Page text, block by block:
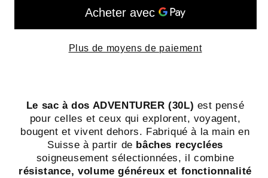
sac
bâche
recyclée
-
Swiss
Made
-
sac
à
bâche
recyclée
-
Swiss
Made
Plus de moyens de paiement
Le sac à dos ADVENTURER (30L) est pensé
pour celles et ceux qui explorent, voyagent,
bougent et vivent dehors. Fabriqué à la main en
Suisse à partir de bâches recyclées
soigneusement sélectionnées, il combine
résistance, volume généreux et fonctionnalité